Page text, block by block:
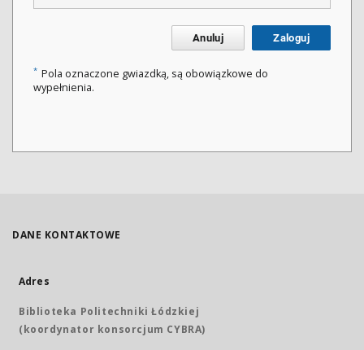
Anuluj Zaloguj
* Pola oznaczone gwiazdką, są obowiązkowe do
wypełnienia.
DANE KONTAKTOWE
Adres
Biblioteka Politechniki Łódzkiej
(koordynator konsorcjum CYBRA)